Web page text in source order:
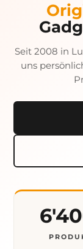
Der
Show.
Die
Brille
Seit 2008 in
uns